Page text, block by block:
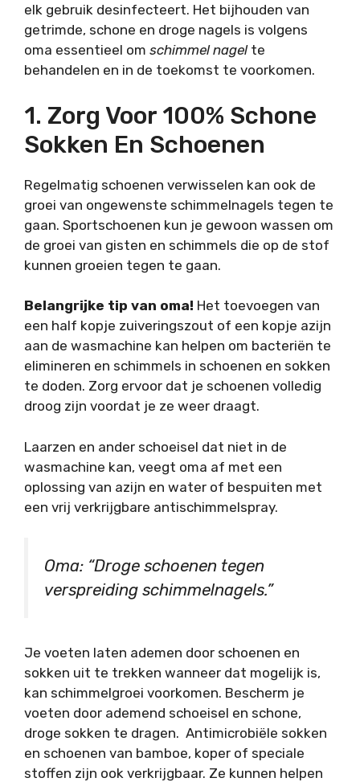
elk gebruik desinfecteert. Het bijhouden van
getrimde, schone en droge nagels is volgens
oma essentieel om schimmel nagelte
behandelen en in de toekomst te voorkomen.
1. Zorg Voor 100% Schone
Sokken En Schoenen
Regelmatig schoenen verwisselen kan ook de
groei van ongewenste schimmelnagels tegen te
gaan. Sportschoenen kun je gewoon wassen om
de groei van gisten en schimmels die op de stof
kunnen groeien tegen te gaan.
Belangrijke tip van oma! Het toevoegen van
een half kopje zuiveringszout of een kopje azijn
aan de wasmachine kan helpen om bacteriën te
elimineren en schimmels in schoenen en sokken
te doden. Zorg ervoor dat je schoenen volledig
droog zijn voordat je ze weer draagt.
Laarzen en ander schoeisel dat niet in de
wasmachine kan, veegt oma af met een
oplossing van azijn en water of bespuiten met
een vrij verkrijgbare antischimmelspray.
Oma: “Droge schoenen tegen
verspreiding schimmelnagels.”
Je voeten laten ademen door schoenen en
sokken uit te trekken wanneer dat mogelijk is,
kan schimmelgroei voorkomen. Bescherm je
voeten door ademend schoeisel en schone,
droge sokken te dragen. Antimicrobiële sokken
en schoenen van bamboe, koper of speciale
stoffen zijn ook verkrijgbaar. Ze kunnen helpen